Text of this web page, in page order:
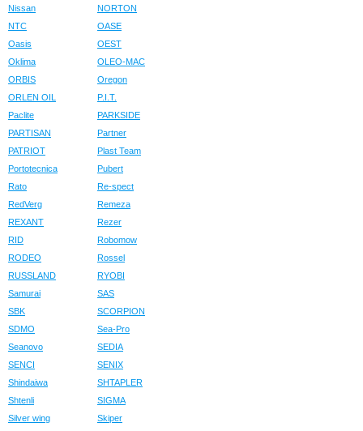
Nissan
NORTON
NTC
OASE
Oasis
OEST
Oklima
OLEO-MAC
ORBIS
Oregon
ORLEN OIL
P.I.T.
Paclite
PARKSIDE
PARTISAN
Partner
PATRIOT
Plast Team
Portotecnica
Pubert
Rato
Re-spect
RedVerg
Remeza
REXANT
Rezer
RID
Robomow
RODEO
Rossel
RUSSLAND
RYOBI
Samurai
SAS
SBK
SCORPION
SDMO
Sea-Pro
Seanovo
SEDIA
SENCI
SENIX
Shindaiwa
SHTAPLER
Shtenli
SIGMA
Silver wing
Skiper